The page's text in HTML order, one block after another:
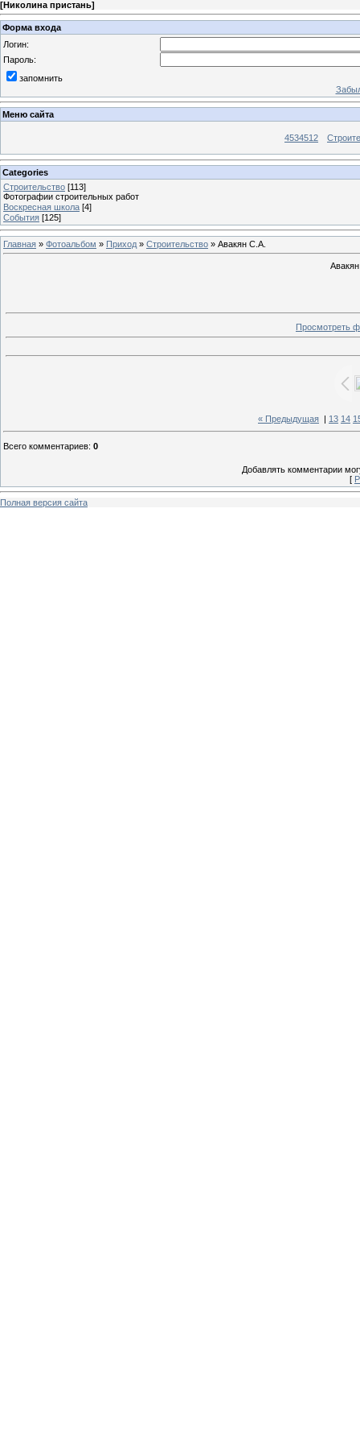
[Николина пристань]
Форма входа
Логин:
Пароль:
запомнить
Меню сайта
4534512
Categories
Строительство [113]
Фотографии строительных работ
Воскресная школа [4]
События [125]
Главная » Фотоальбом » Приход » Строительство » Авакян С.А.
Просмотреть
« Предыдущая 13 14
Всего комментариев: 0
Добавлять комментарии
[
Полная версия сайта